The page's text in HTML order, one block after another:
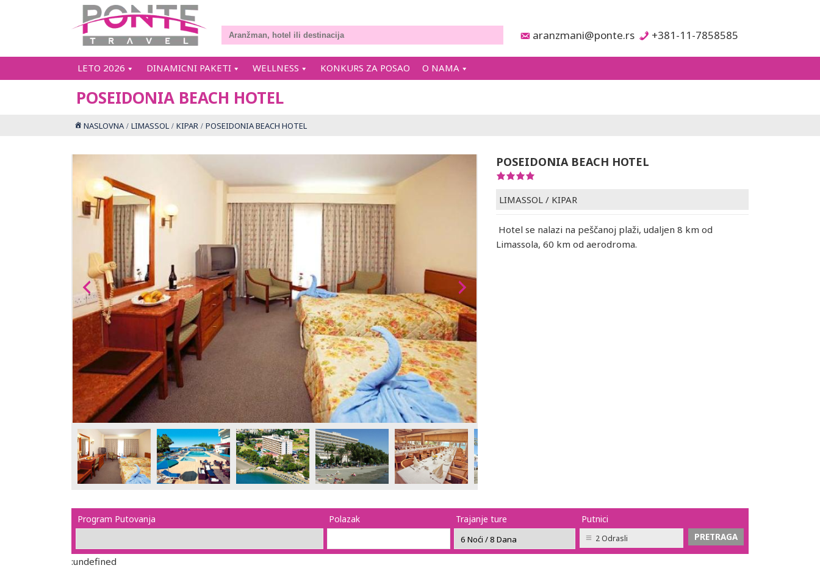
aranzmani@ponte.rs +381-11-7858585
LETO 2026 DINAMICNI PAKETI WELLNESS KONKURS ZA POSAO O NAMA
POSEIDONIA BEACH HOTEL
NASLOVNA LIMASSOL KIPAR POSEIDONIA BEACH HOTEL
POSEIDONIA BEACH HOTEL
LIMASSOL / KIPAR
Hotel se nalazi na peščanoj plaži, udaljen 8 km od
Limassola, 60 km od aerodroma.
Program Putovanja Polazak Trajanje ture Putnici
2 Odrasli
:undefined